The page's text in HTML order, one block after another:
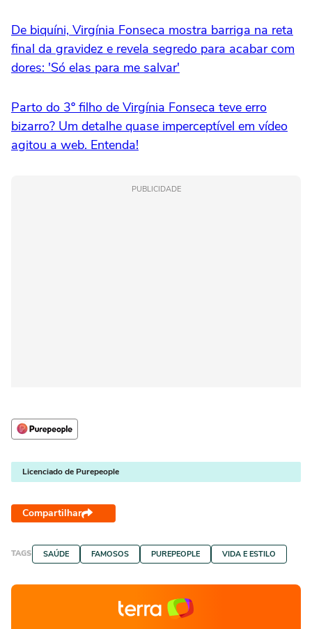
De biquíni, Virgínia Fonseca mostra barriga na reta
final da gravidez e revela segredo para acabar com
dores: 'Só elas para me salvar'
Parto do 3º filho de Virgínia Fonseca teve erro
bizarro? Um detalhe quase imperceptível em vídeo
agitou a web. Entenda!
PUBLICIDADE
Licenciado de Purepeople
Compartilhar
TAGS SAÚDE FAMOSOS PUREPEOPLE VIDA E ESTILO